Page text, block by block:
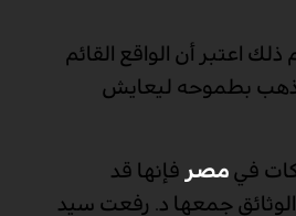
اعتبر أن الواقع القائم
بطموحه ليعايش
في مصر فإنها قد
جمعها د. رفعت سيد